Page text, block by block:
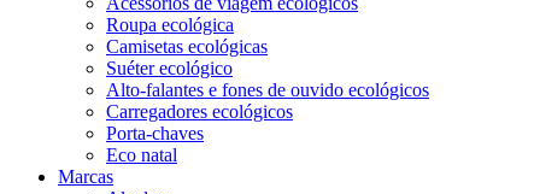
Roupa ecológica
Camisetas ecológicas
Suéter ecológico
Alto-falantes e fones de ouvido ecológicos
Carregadores ecológicos
Porta-chaves
Eco natal
Marcas